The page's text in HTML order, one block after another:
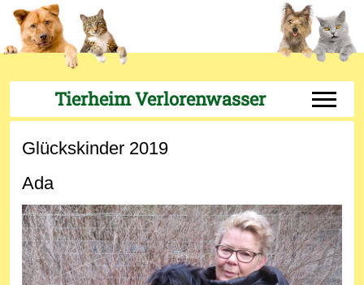
Tierheim Verlorenwasser Off-
Glückskinder 2019
Ada